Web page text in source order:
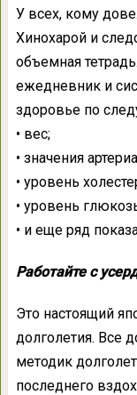
У всех, кому
Хинохарой и
объемная
ежедневник и
здоровье по
• вес;
• значения
• уровень
• уровень
• и еще ряд
Работайте с
Это настоящий
долголетия. Все
методик
последнего